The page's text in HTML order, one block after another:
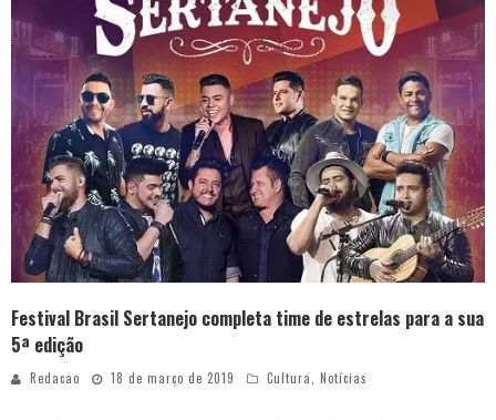
Festival Brasil Sertanejo completa time de estrelas para a sua
5ª edição
Redacao 18 de março de 2019 Cultura, Notícias